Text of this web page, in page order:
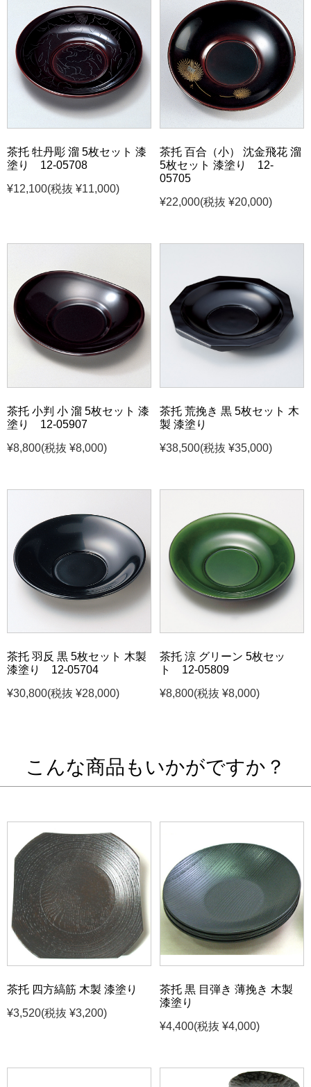
茶托 牡丹彫 溜 5枚セット 漆
塗り 12-05708
¥12,100(税抜 ¥11,000)
茶托 百合（小） 沈金飛花 溜
5枚セット 漆塗り 12-
05705
¥22,000(税抜 ¥20,000)
茶托 小判 小 溜 5枚セット 漆
塗り 12-05907
¥8,800(税抜 ¥8,000)
茶托 荒挽き 黒 5枚セット 木
製 漆塗り
¥38,500(税抜 ¥35,000)
茶托 羽反 黒 5枚セット 木製
漆塗り 12-05704
¥30,800(税抜 ¥28,000)
茶托 涼 グリーン 5枚セッ
ト 12-05809
¥8,800(税抜 ¥8,000)
こんな商品もいかがですか？
茶托 四方縞筋 木製 漆塗り
¥3,520(税抜 ¥3,200)
茶托 黒 目弾き 薄挽き 木製
漆塗り
¥4,400(税抜 ¥4,000)